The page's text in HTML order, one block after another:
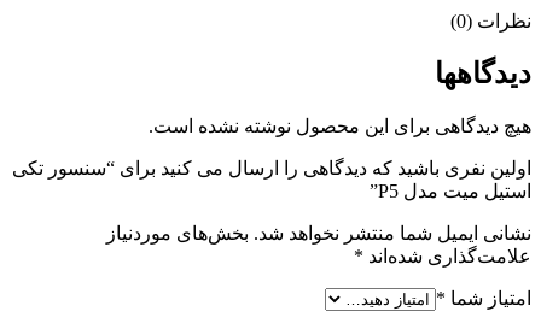
نظرات (0)
دیدگاهها
هیچ دیدگاهی برای این محصول نوشته نشده است.
اولین نفری باشید که دیدگاهی را ارسال می کنید برای “سنسور تکی
استیل میت مدل P5”
نشانی ایمیل شما منتشر نخواهد شد. بخش‌های موردنیاز
علامت‌گذاری شده‌اند *
امتیاز شما *